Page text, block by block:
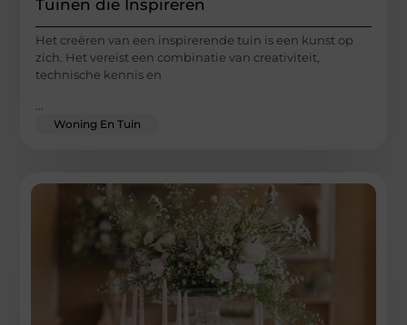
Tuinen die Inspireren
Het creëren van een inspirerende tuin is een kunst op
zich. Het vereist een combinatie van creativiteit,
technische kennis en
Woning En Tuin